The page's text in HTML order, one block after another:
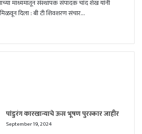
माध्यमातून संस्थापक संपादक चांद शेख यांनी
दिला : बी टी शिवशरण संचार…
पांडुरंग कारखान्याचे ऊस भूषण पुरस्कार जाहीर
September 19, 2024